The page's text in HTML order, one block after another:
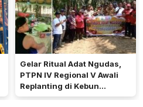
Gelar Ritual Adat Ngudas,
PTPN IV Regional V Awali
Replanting di Kebun
Kembayan